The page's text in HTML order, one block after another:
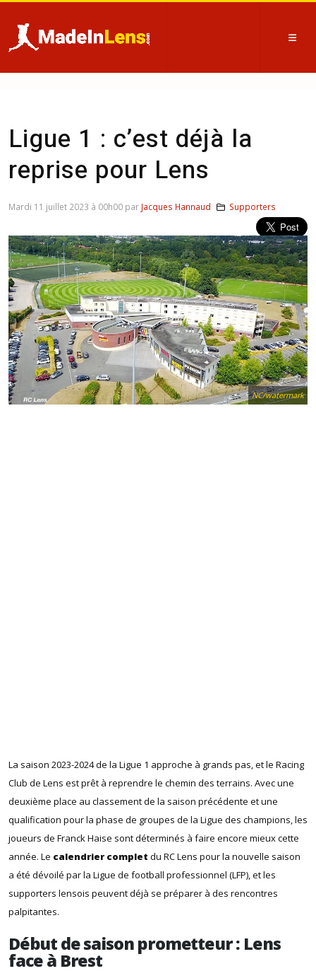
Ligue 1 : c’est déjà la
reprise pour Lens
NC/watermark
La saison 2023-2024 de la Ligue 1 approche à grands pas, et le Racing
Club de Lens est prêt à reprendre le chemin des terrains. Avec une
deuxième place au classement de la saison précédente et une
qualification pour la phase de groupes de la Ligue des champions, les
joueurs de Franck Haise sont déterminés à faire encore mieux cette
année. Le calendrier complet du RC Lens pour la nouvelle saison
a été dévoilé par la Ligue de football professionnel (LFP), et les
supporters lensois peuvent déjà se préparer à des rencontres
palpitantes.
Début de saison prometteur : Lens
face à Brest
Mardi 11 juillet 2023 à 00h00 par Jacques Hannaud Supporters